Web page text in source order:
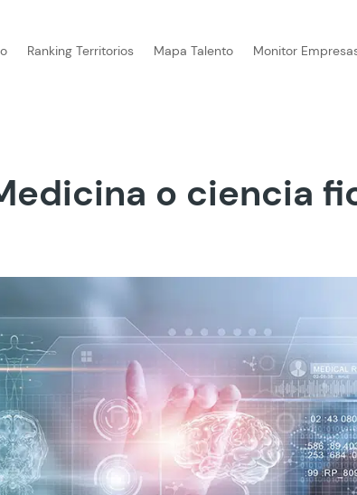
Ranking Territorios Mapa Talento Monitor
o ciencia